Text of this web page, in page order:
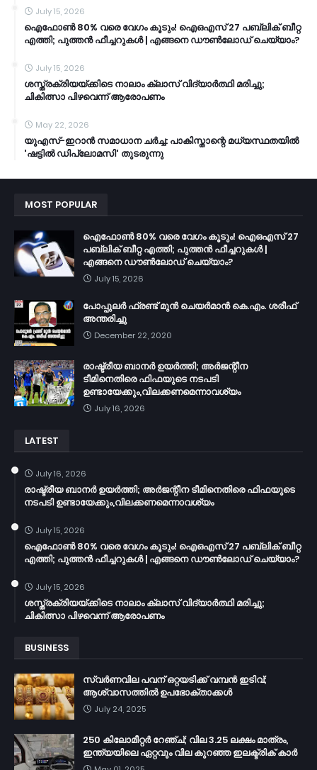
July 15, 2026
ഐഫോൺ 80% വരെ വേഗം കൂടും! ഐഒഎസ് 27 പബ്ലിക് ബീറ്റ
എത്തി; പുത്തൻ ഫീച്ചറുകൾ | എങ്ങനെ ഡൗൺലോഡ് ചെയ്യാം?
July 15, 2026
ശസ്ത്രക്രിയയ്ക്കിടെ നാലാം ക്ലാസ് വിദ്യാർത്ഥി മരിച്ചു;
ചികിത്സാ പിഴവെന്ന് ആരോപണം
May 22, 2026
യുഎസ്-ഇറാൻ സമാധാന ചർച്ച: പാകിസ്താന്റെ മധ്യസ്ഥതയിൽ
'ഷട്ടിൽ ഡിപ്ലോമസി' തുടരുന്നു
MOST POPULAR
ഐഫോൺ 80% വരെ വേഗം കൂടും! ഐഒഎസ് 27
പബ്ലിക് ബീറ്റ എത്തി; പുത്തൻ ഫീച്ചറുകൾ |
എങ്ങനെ ഡൗൺലോഡ് ചെയ്യാം?
July 15, 2026
പോപ്പുലർ ഫ്രണ്ട്​ മുൻ ചെയർമാൻ കെ.എം. ശരീഫ്​
അന്തരിച്ചു
December 22, 2020
രാഷ്ട്രീയ ബാനർ ഉയർത്തി; അർജന്റീന
ടീമിനെതിരെ ഫിഫയുടെ നടപടി
ഉണ്ടായേക്കും,വിലക്കണമെന്നാവശ്യം
July 16, 2026
LATEST
July 16, 2026
രാഷ്ട്രീയ ബാനർ ഉയർത്തി; അർജന്റീന ടീമിനെതിരെ ഫിഫയുടെ
നടപടി ഉണ്ടായേക്കും,വിലക്കണമെന്നാവശ്യം
July 15, 2026
ഐഫോൺ 80% വരെ വേഗം കൂടും! ഐഒഎസ് 27 പബ്ലിക് ബീറ്റ
എത്തി; പുത്തൻ ഫീച്ചറുകൾ | എങ്ങനെ ഡൗൺലോഡ് ചെയ്യാം?
July 15, 2026
ശസ്ത്രക്രിയയ്ക്കിടെ നാലാം ക്ലാസ് വിദ്യാർത്ഥി മരിച്ചു;
ചികിത്സാ പിഴവെന്ന് ആരോപണം
BUSINESS
സ്വർണവില പവന് ഒറ്റയടിക്ക് വമ്പൻ ഇടിവ്;
ആശ്വാസത്തിൽ ഉപഭോക്താക്കൾ
July 24, 2025
250 കിലോമീറ്റർ റേഞ്ച്; വില 3.25 ലക്ഷം മാത്രം,
ഇന്ത്യയിലെ ഏറ്റവും വില കുറഞ്ഞ ഇലക്ട്രിക് കാർ